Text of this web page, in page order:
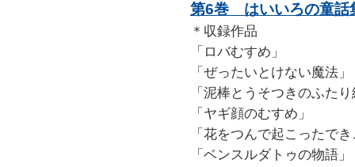
第6巻 はいいろの童話
＊収録作品
「ロバむすめ」
「ぜったいとけない魔法」
「泥棒とうそつきのふた
「ヤギ顔のむすめ」
「花をつんで起こったで
「ベンスルダトゥの物語」